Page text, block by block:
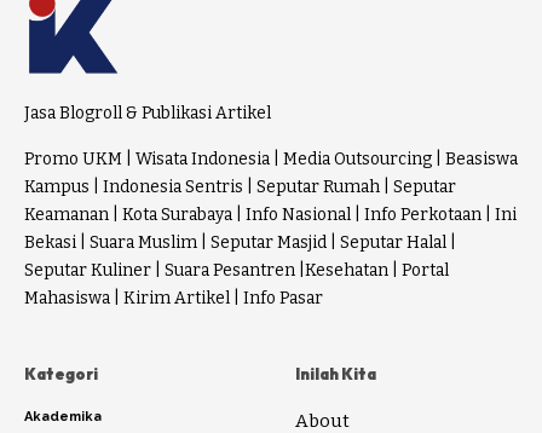
Jasa Blogroll & Publikasi Artikel
Promo UKM Wisata Indonesia Media Outsourcing
Beasiswa
Kampus
Indonesia Sentris Seputar Rumah
Seputar
Keamanan
Kota Surabaya Info Nasional Info Perkotaan
Ini
Bekasi
Suara Muslim Seputar Masjid Seputar Halal
Seputar Kuliner
Suara Pesantren Kesehatan
Portal
Mahasiswa
Kirim Artikel Info Pasar
Kategori
Akademika
Inilah Kita
About